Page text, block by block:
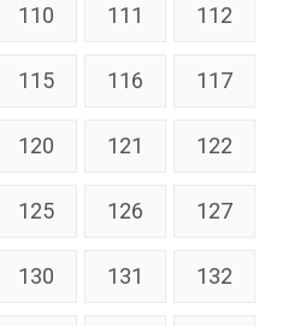
110 111 112
115 116 117
120 121 122
125 126 127
130 131 132